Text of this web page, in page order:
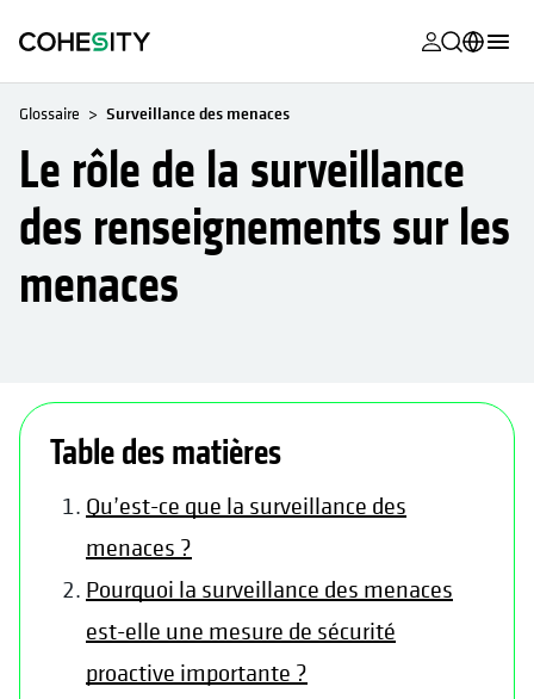
s’ouvre
s’ouvre
Alta
s’ouvre
Assistance
s’ouvre
s’ouvre
s’ouvre
Cohesity
Community
s’ouvre
s’ouvre
English (U.S.)
日本語 (Japan)
Glossaire Surveillance des menaces
Le rôle de la surveillance
des renseignements sur les
menaces
Table des matières
Qu’est-ce que la surveillance des
menaces ?
Pourquoi la surveillance des menaces
est-elle une mesure de sécurité
proactive importante ?